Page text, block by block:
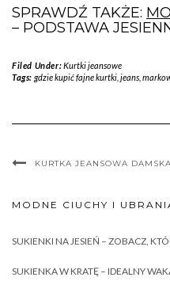
SPRAWDŹ TAKŻE:
– PODSTAWA
Filed Under:Kurtki jeansowe
Tags: gdzie kupić fajne kurtki, jeans,
KURTKA JEANSOWA
MODNE CIUCHY I
SUKIENKI NA JESIEŃ – ZOBACZ,
SUKIENKA W KRATĘ – IDEALNY